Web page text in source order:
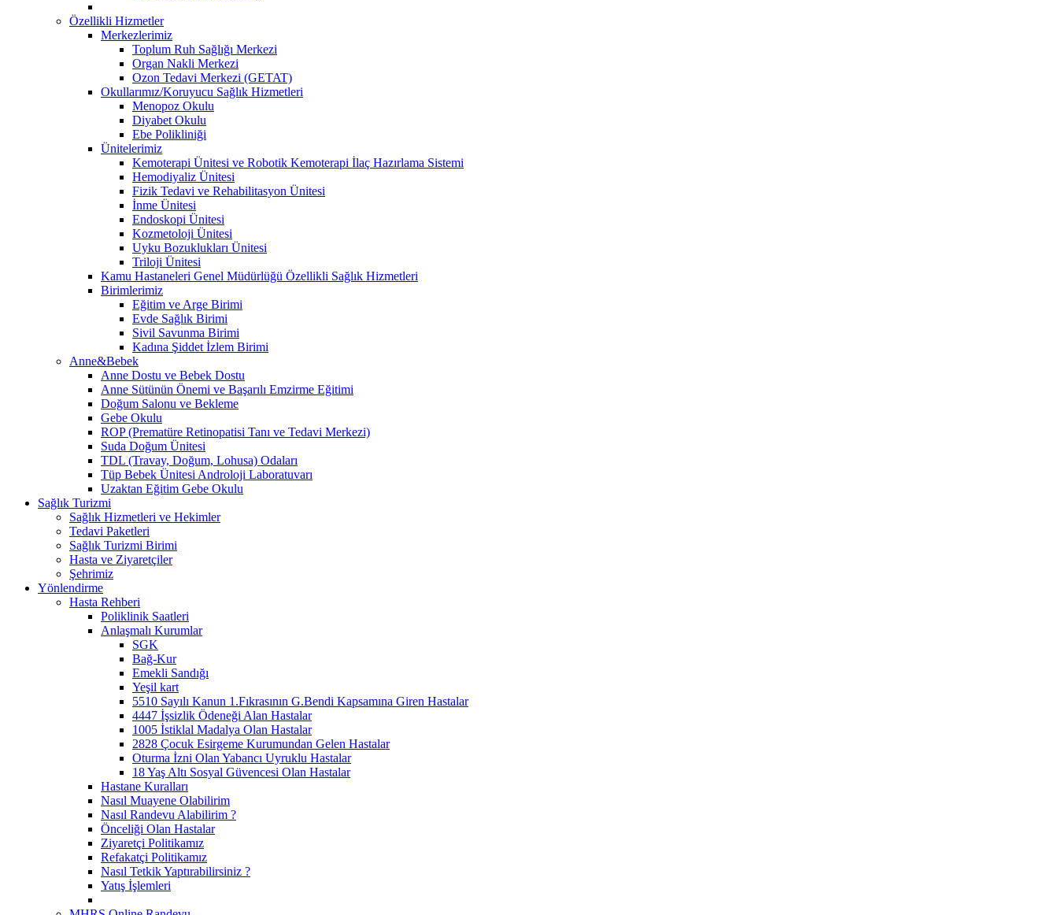
Özellikli Hizmetler
Merkezlerimiz
Toplum Ruh Sağlığı Merkezi
Organ Nakli Merkezi
Ozon Tedavi Merkezi (GETAT)
Okullarımız/Koruyucu Sağlık Hizmetleri
Menopoz Okulu
Diyabet Okulu
Ebe Polikliniği
Ünitelerimiz
Kemoterapi Ünitesi ve Robotik Kemoterapi İlaç Hazırlama Sistemi
Hemodiyaliz Ünitesi
Fizik Tedavi ve Rehabilitasyon Ünitesi
İnme Ünitesi
Endoskopi Ünitesi
Kozmetoloji Ünitesi
Uyku Bozuklukları Ünitesi
Triloji Ünitesi
Kamu Hastaneleri Genel Müdürlüğü Özellikli Sağlık Hizmetleri
Birimlerimiz
Eğitim ve Arge Birimi
Evde Sağlık Birimi
Sivil Savunma Birimi
Kadına Şiddet İzlem Birimi
Anne&Bebek
Anne Dostu ve Bebek Dostu
Anne Sütünün Önemi ve Başarılı Emzirme Eğitimi
Doğum Salonu ve Bekleme
Gebe Okulu
ROP (Prematüre Retinopatisi Tanı ve Tedavi Merkezi)
Suda Doğum Ünitesi
TDL (Travay, Doğum, Lohusa) Odaları
Tüp Bebek Ünitesi Androloji Laboratuvarı
Uzaktan Eğitim Gebe Okulu
Sağlık Turizmi
Sağlık Hizmetleri ve Hekimler
Tedavi Paketleri
Sağlık Turizmi Birimi
Hasta ve Ziyaretçiler
Şehrimiz
Yönlendirme
Hasta Rehberi
Poliklinik Saatleri
Anlaşmalı Kurumlar
SGK
Bağ-Kur
Emekli Sandığı
Yeşil kart
5510 Sayılı Kanun 1.Fıkrasının G.Bendi Kapsamına Giren Hastalar
4447 İşsizlik Ödeneği Alan Hastalar
1005 İstiklal Madalya Olan Hastalar
2828 Çocuk Esirgeme Kurumundan Gelen Hastalar
Oturma İzni Olan Yabancı Uyruklu Hastalar
18 Yaş Altı Sosyal Güvencesi Olan Hastalar
Hastane Kuralları
Nasıl Muayene Olabilirim
Nasıl Randevu Alabilirim ?
Önceliği Olan Hastalar
Ziyaretçi Politikamız
Refakatçi Politikamız
Nasıl Tetkik Yaptırabilirsiniz ?
Yatış İşlemleri